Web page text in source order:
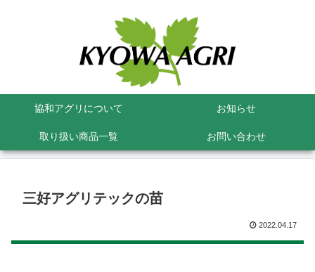
協和アグリについて お知らせ
取り扱い商品一覧 お問い合わせ
三好アグリテックの苗
2022.04.17